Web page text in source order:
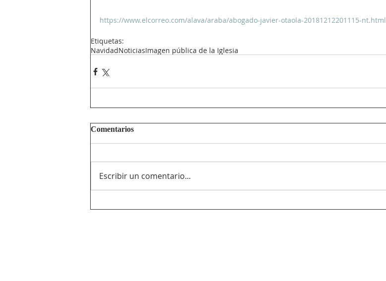
https://www.elcorreo.com/alava/araba/abogado-javier-otaola-20181212201115-nt.html
Etiquetas:
NavidadNoticiasImagen pública de la Iglesia
Comentarios
Escribir un comentario...